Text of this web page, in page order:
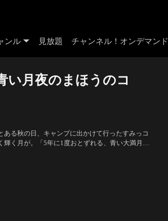
ンル 見放題 チャンネル！オンデマンド
い月夜のまほうのコ
る秋の日、キャンプに出かけて行ったすみっコ
く月が。「5年に1度おとずれる、青い大満月の